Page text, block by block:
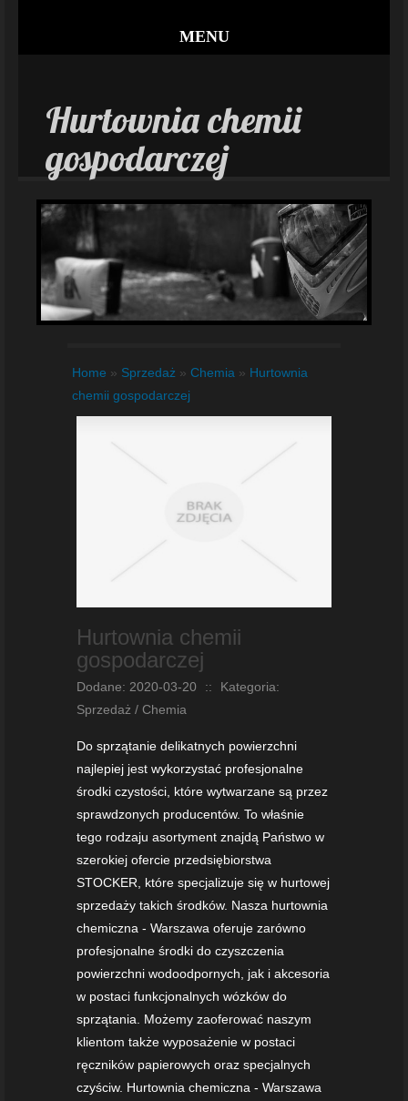
MENU
Hurtownia chemii
gospodarczej
Home » Sprzedaż » Chemia » Hurtownia
chemii gospodarczej
Hurtownia chemii
gospodarczej
Dodane: 2020-03-20 ::
Kategoria:
Sprzedaż / Chemia
Do sprzątanie delikatnych powierzchni
najlepiej jest wykorzystać profesjonalne
środki czystości, które wytwarzane są przez
sprawdzonych producentów. To właśnie
tego rodzaju asortyment znajdą Państwo w
szerokiej ofercie przedsiębiorstwa
STOCKER, które specjalizuje się w hurtowej
sprzedaży takich środków. Nasza hurtownia
chemiczna - Warszawa oferuje zarówno
profesjonalne środki do czyszczenia
powierzchni wodoodpornych, jak i akcesoria
w postaci funkcjonalnych wózków do
sprzątania. Możemy zaoferować naszym
klientom także wyposażenie w postaci
ręczników papierowych oraz specjalnych
czyściw. Hurtownia chemiczna - Warszawa